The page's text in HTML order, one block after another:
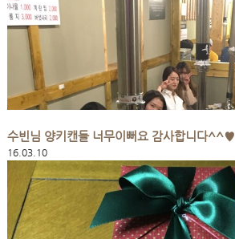
수빈님 양키캔들 너무이뻐요 감사합니다^^♥
16.03.10